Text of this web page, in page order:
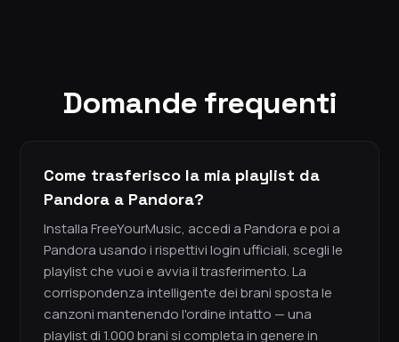
Domande frequenti
Come trasferisco la mia playlist da
Pandora a Pandora?
Installa FreeYourMusic, accedi a Pandora e poi a
Pandora usando i rispettivi login ufficiali, scegli le
playlist che vuoi e avvia il trasferimento. La
corrispondenza intelligente dei brani sposta le
canzoni mantenendo l'ordine intatto — una
playlist di 1.000 brani si completa in genere in